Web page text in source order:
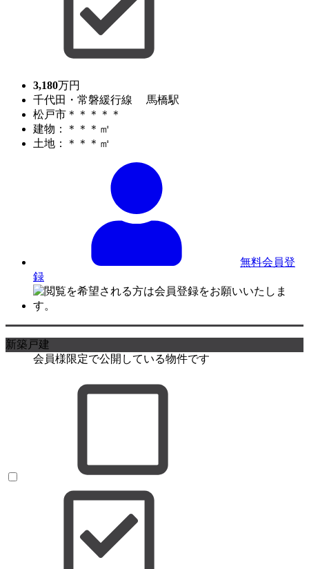
3,180万円
千代田・常磐緩行線 馬橋駅
松戸市＊＊＊＊＊
建物：＊＊＊㎡
土地：＊＊＊㎡
無料会員登
録
新築戸建
会員様限定で公開している物件です